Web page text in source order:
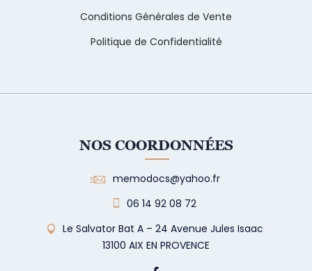
Conditions Générales de Vente
Politique de Confidentialité
NOS COORDONNÉES
memodocs@yahoo.fr
06 14 92 08 72
Le Salvator Bat A – 24 Avenue Jules Isaac
13100 AIX EN PROVENCE